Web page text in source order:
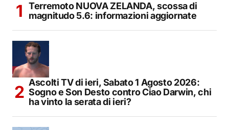
Terremoto NUOVA ZELANDA, scossa di
magnitudo 5.6: informazioni aggiornate
Ascolti TV di ieri, Sabato 1 Agosto 2026:
Sogno e Son Desto contro Ciao Darwin, chi
ha vinto la serata di ieri?